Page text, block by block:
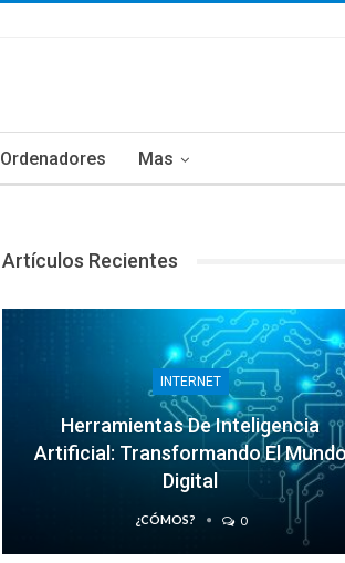
Ordenadores Mas
Artículos Recientes
INTERNET
Herramientas De Inteligencia
Artificial: Transformando El
Digital
¿CÓMOS? 0